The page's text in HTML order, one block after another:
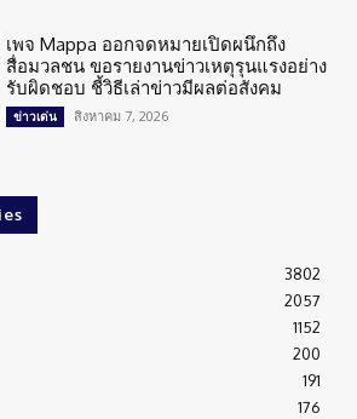
เพจ Mappa ออกจดหมายเปิดผนึกถึง
สื่อมวลชน ขอรายงานข่าวเหตุรุนแรงอย่าง
รับผิดชอบ ชี้วิธีเล่าข่าวมีผลต่อสังคม
ข่าวเด่น สิงหาคม 7, 2026
3802
2057
1152
200
191
176